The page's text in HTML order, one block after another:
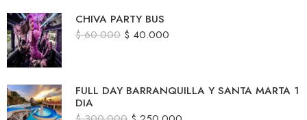
CHIVA PARTY BUS
$60.000 $ 40.000
FULL DAY BARRANQUILLA Y SANTA MARTA 1
DIA